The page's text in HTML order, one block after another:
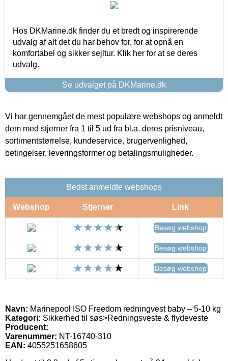
Hos DKMarine.dk finder du et bredt og inspirerende
udvalg af alt det du har behov for, for at opnå en
komfortabel og sikker sejltur. Klik her for at se deres
udvalg.
Se udvalget på DKMarine.dk
Vi har gennemgået de mest populære webshops og anmeldt
dem med stjerner fra 1 til 5 ud fra bl.a. deres prisniveau,
sortimentstørrelse, kundeservice, brugervenlighed,
betingelser, leveringsformer og betalingsmuligheder.
Bedst anmeldte webshops
Webshop Stjerner Link
Besøg webshop
Besøg webshop
Besøg webshop
Navn: Marinepool ISO Freedom redningvest baby – 5-10 kg
Kategori: Sikkerhed til søs>Redningsveste & flydeveste
Producent:
Varenummer: NT-16740-310
EAN: 4055251658605